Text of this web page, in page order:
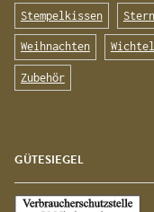
Stempelkissen
Weihnachten
Zubehör
GÜTESIEGEL